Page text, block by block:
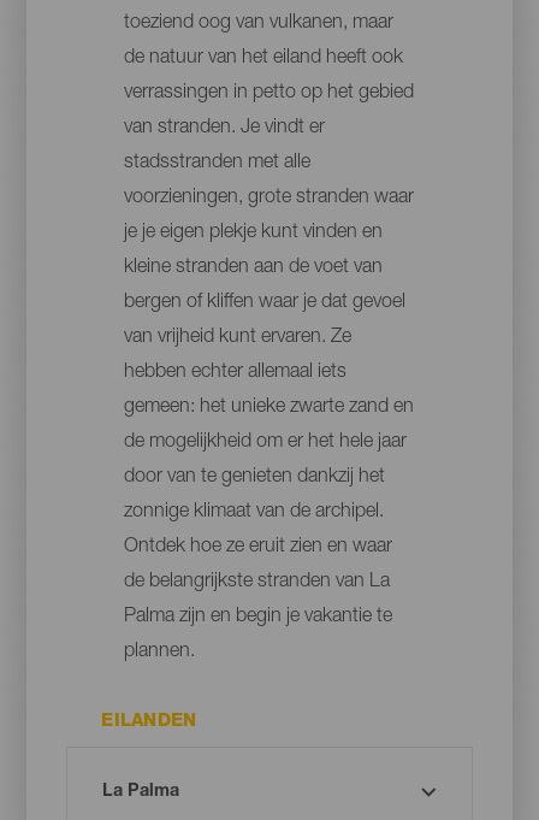
toeziend oog van vulkanen, maar
de natuur van het eiland heeft ook
verrassingen in petto op het gebied
van stranden. Je vindt er
stadsstranden met alle
voorzieningen, grote stranden waar
je je eigen plekje kunt vinden en
kleine stranden aan de voet van
bergen of kliffen waar je dat gevoel
van vrijheid kunt ervaren. Ze
hebben echter allemaal iets
gemeen: het unieke zwarte zand en
de mogelijkheid om er het hele jaar
door van te genieten dankzij het
zonnige klimaat van de archipel.
Ontdek hoe ze eruit zien en waar
de belangrijkste stranden van La
Palma zijn en begin je vakantie te
plannen.
EILANDEN